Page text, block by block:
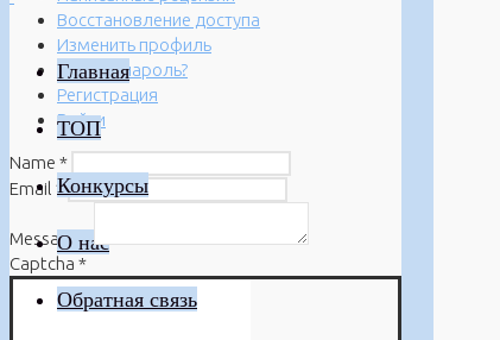
Главная
ТОП
Конкурсы
О нас
Обратная связь
Восстановление доступа
Изменить профиль
Забыли пароль?
Регистрация
Войти
Name *
Email *
Message*
Captcha *